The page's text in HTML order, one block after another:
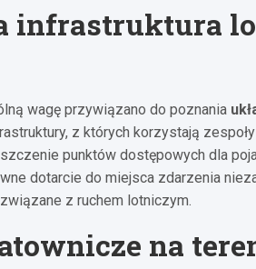
infrastruktura
wagę przywiązano do poznania
z których korzystają
punktów dostępowych dla
dotarcie do miejsca zdarzenia
z ruchem lotniczym.
na